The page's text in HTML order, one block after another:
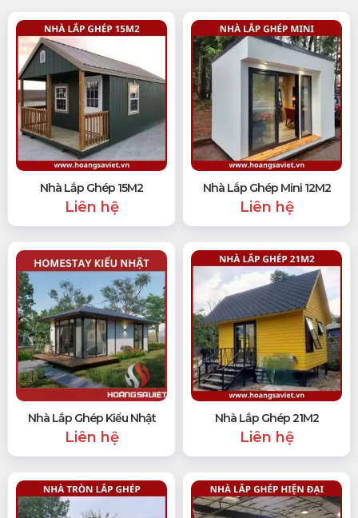
Nhà Lắp Ghép 15M2
Liên hệ
Nhà Lắp Ghép Mini 12M2
Liên hệ
Nhà Lắp Ghép Kiểu Nhật
Liên hệ
Nhà Lắp Ghép 21M2
Liên hệ